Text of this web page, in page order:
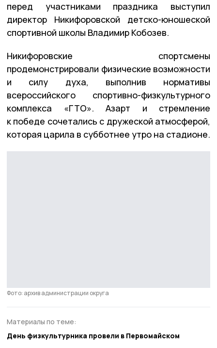
перед участниками праздника выступил
директор Никифоровской детско-юношеской
спортивной школы Владимир Кобозев.
Никифоровские спортсмены
продемонстрировали физические возможности
и силу духа, выполнив нормативы
всероссийского спортивно-физкультурного
комплекса «ГТО». Азарт и стремление
к победе сочетались с дружеской атмосферой,
которая царила в субботнее утро на стадионе.
Фото: архив администрации округа
Материалы по теме:
День физкультурника провели в Первомайском